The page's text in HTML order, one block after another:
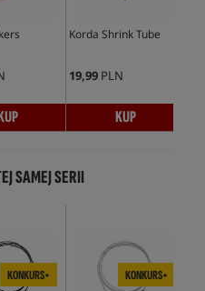
Korda Shrink Tube
19,99 PLN
KUP
SAMEJ SERII
KONKURS+ KONKURS+